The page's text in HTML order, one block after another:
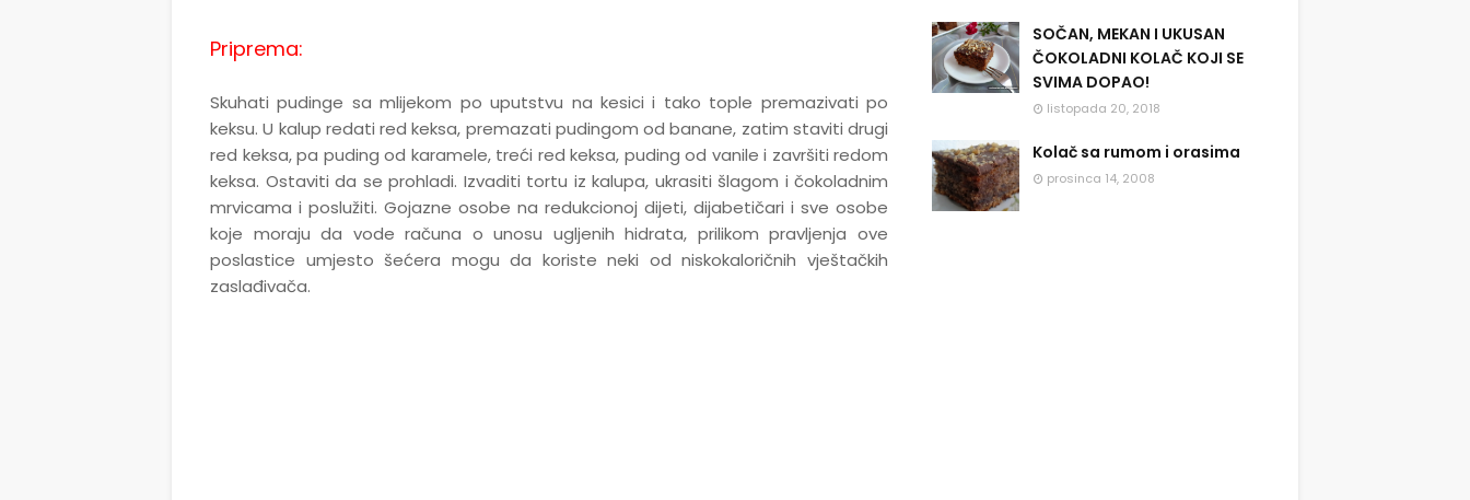
Priprema:
Skuhati pudinge sa mlijekom po uputstvu na kesici i tako tople premazivati po
keksu. U kalup redati red keksa, premazati pudingom od banane, zatim staviti drugi
red keksa, pa puding od karamele, treći red keksa, puding od vanile i završiti redom
keksa. Ostaviti da se prohladi. Izvaditi tortu iz kalupa, ukrasiti šlagom i čokoladnim
mrvicama i poslužiti. Gojazne osobe na redukcionoj dijeti, dijabetičari i sve osobe
koje moraju da vode računa o unosu ugljenih hidrata, prilikom pravljenja ove
poslastice umjesto šećera mogu da koriste neki od niskokaloričnih vještačkih
zaslađivača.
SOČAN, MEKAN I UKUSAN
ČOKOLADNI KOLAČ KOJI SE
SVIMA DOPAO!
listopada 20, 2018
Kolač sa rumom i orasima
prosinca 14, 2008